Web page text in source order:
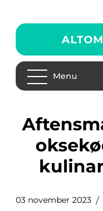
Menu
Aftensmad med hakket
03 november 2023